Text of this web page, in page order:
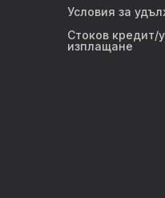
Условия за
Стоков кредит/
изплащане